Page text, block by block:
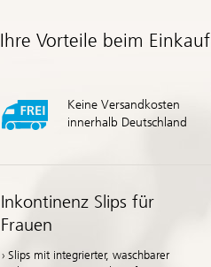
Ihre Vorteile beim Einkauf
Keine Versandkosten
innerhalb Deutschland
Inkontinenz Slips für
Frauen
Slips mit integrierter, waschbarer